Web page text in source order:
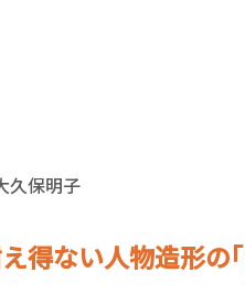
久保明子
得ない人物造形の